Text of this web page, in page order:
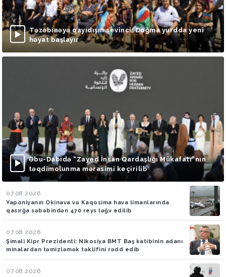
Təzəbinəyə qayıdışın sevinci: Doğma yurdda yeni
həyat başlayır
Əbu-Dabidə “Zayed İnsan Qardaşlığı Mükafatı”nın
təqdimolunma mərasimi keçirilib
07.08.2026
Yaponiyanın Okinava və Kaqosima hava limanlarında
qasırğa səbəbindən 470 reys ləğv edilib
07.08.2026
Şimali Kipr Prezidenti: Nikosiya BMT Baş katibinin adanı
minalardan təmizləmək təklifini rədd edib
07.08.2026